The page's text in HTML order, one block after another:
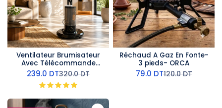
Ventilateur Brumisateur
Avec Télécommande
ORCA - 45W
239.0 DT320.0DT
Réchaud A Gaz En Fonte-
3 pieds- ORCA
79.0 DT120.0DT